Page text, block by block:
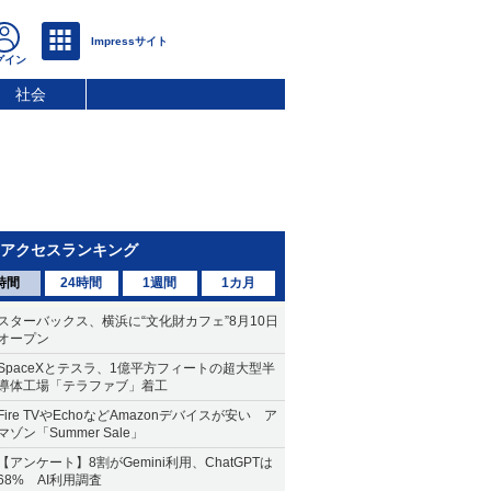
社会
アクセスランキング
間 24時間 1週間 1カ月
ターバックス、横浜に“文化財カフェ”8月10日
ープン
とテスラ、1億平方フィートの超大型半
体工場「テラファブ」着工
TVやEchoなどAmazonデバイスが安い ア
ゾン「Summer Sale」
アンケート】8割がGemini利用、ChatGPTは
AI利用調査